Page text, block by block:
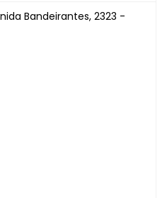
Bandeirantes, 2323 -